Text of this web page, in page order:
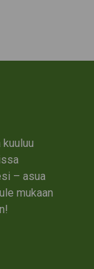
– asua
mukaan